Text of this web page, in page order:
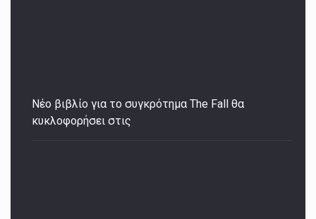
Νέο βιβλίο για το συγκρότημα The Fall θα
κυκλοφορήσει στις